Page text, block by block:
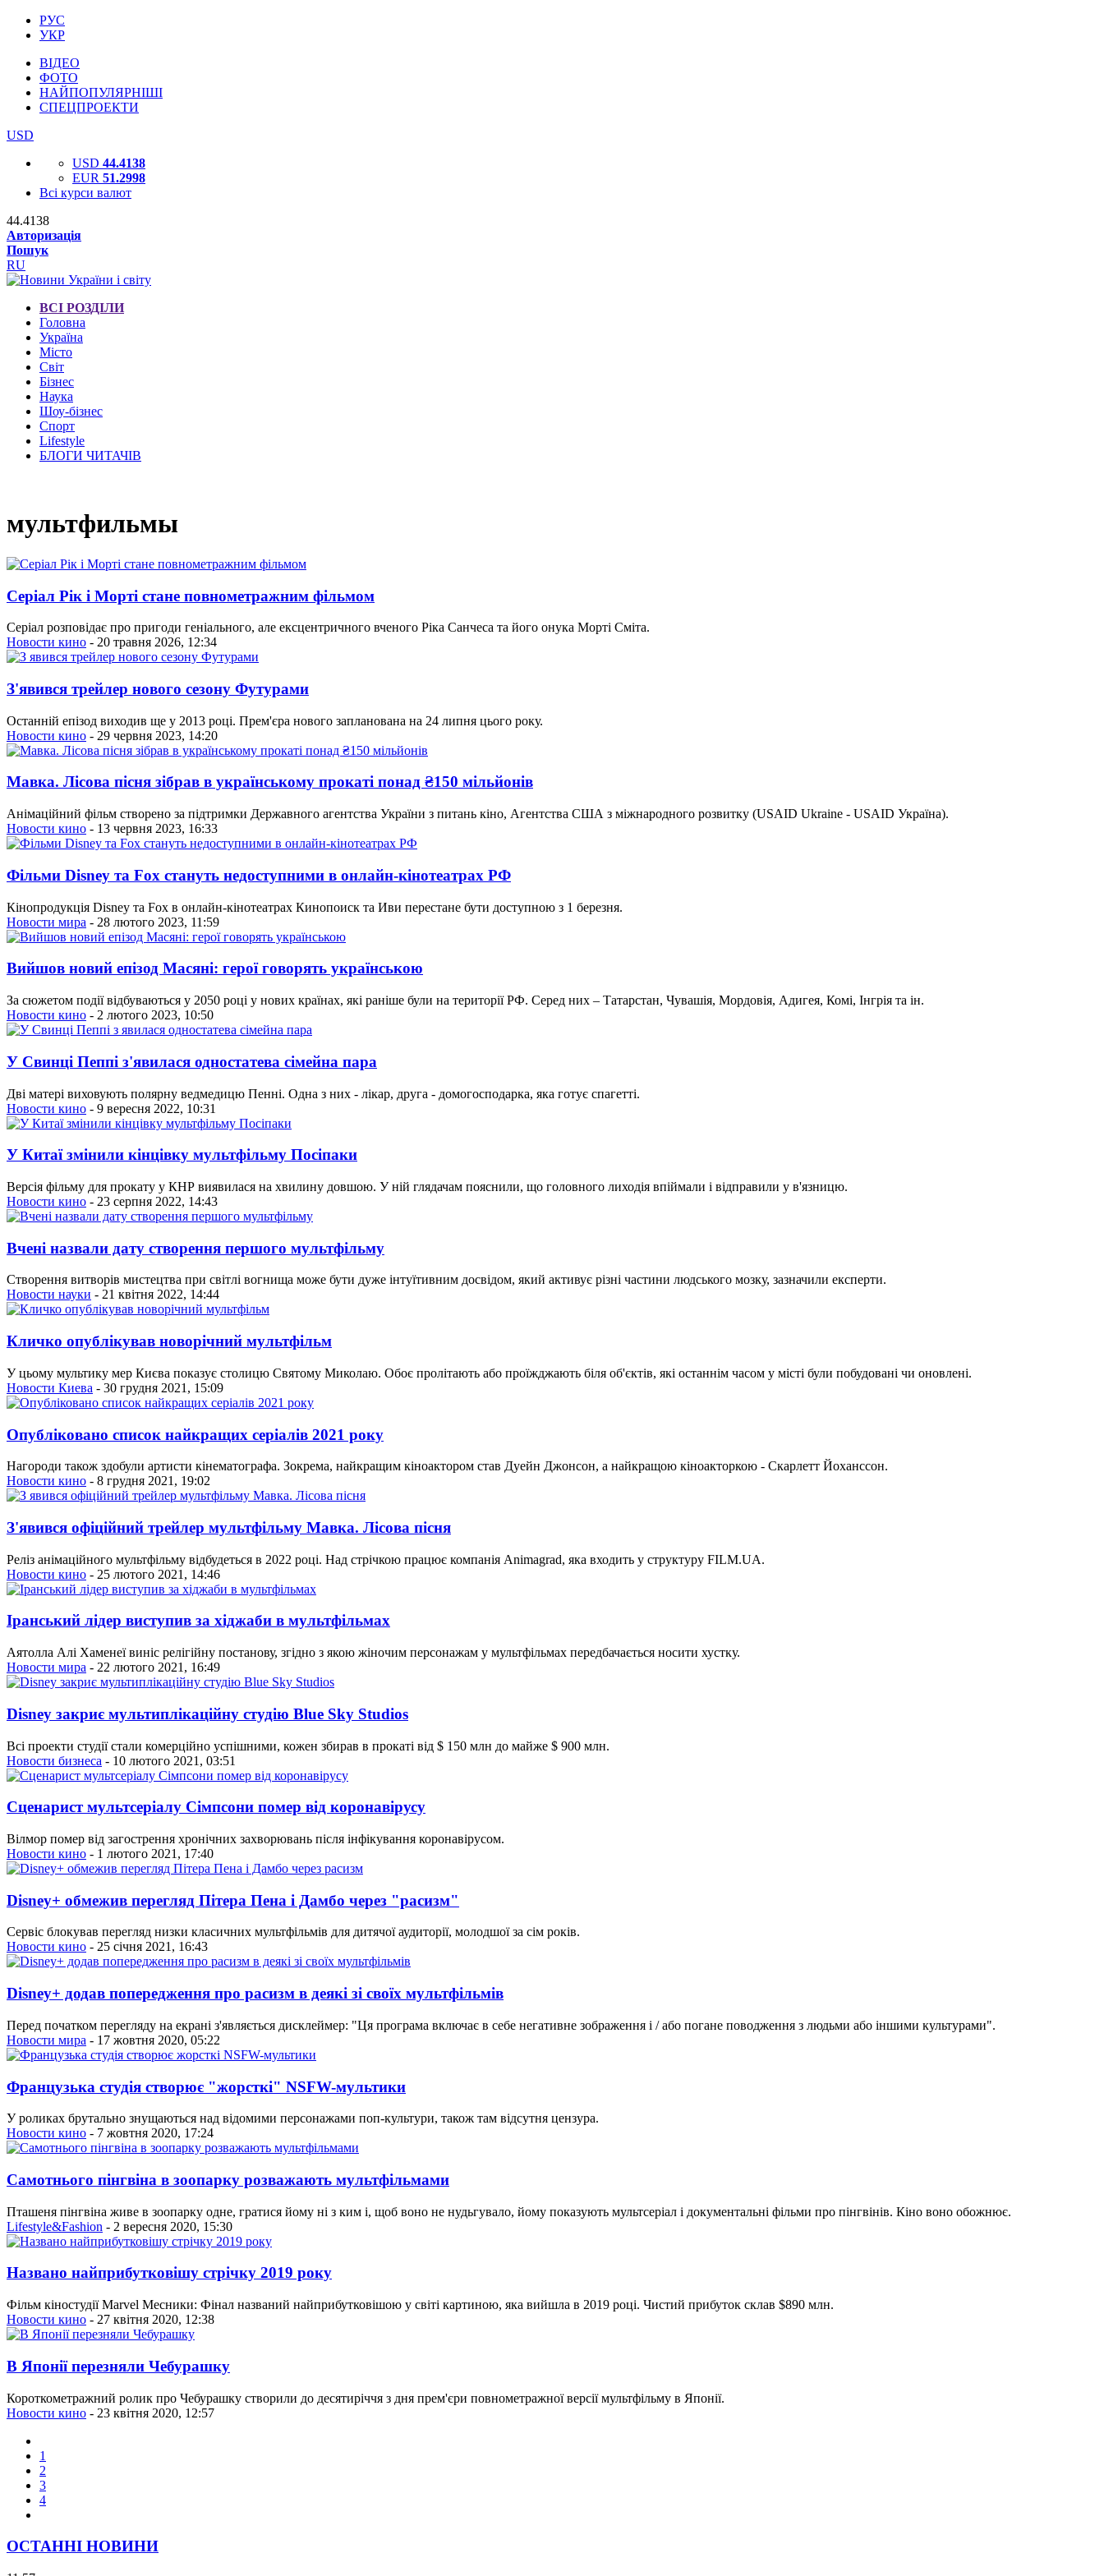
РУС
УКР
ВІДЕО
ФОТО
НАЙПОПУЛЯРНІШІ
СПЕЦПРОЕКТИ
USD
USD 44.4138
EUR 51.2998
Всі курси валют
44.4138
Авторизація
Пошук
RU
ВСІ РОЗДІЛИ
Головна
Україна
Місто
Світ
Бізнес
Наука
Шоу-бізнес
Спорт
Lifestyle
БЛОГИ ЧИТАЧІВ
мультфильмы
Серіал Рік і Морті стане повнометражним фільмом
Серіал розповідає про пригоди геніального, але ексцентричного вченого Ріка Санчеса та його онука Морті Сміта.
Новости кино - 20 травня 2026, 12:34
З'явився трейлер нового сезону Футурами
Останній епізод виходив ще у 2013 році. Прем'єра нового запланована на 24 липня цього року.
Новости кино - 29 червня 2023, 14:20
Мавка. Лісова пісня зібрав в українському прокаті понад ₴150 мільйонів
Анімаційний фільм створено за підтримки Державного агентства України з питань кіно, Агентства США з міжнародного розвитку (USAID Ukraine - USAID Україна).
Новости кино - 13 червня 2023, 16:33
Фільми Disney та Fox стануть недоступними в онлайн-кінотеатрах РФ
Кінопродукція Disney та Fox в онлайн-кінотеатрах Кинопоиск та Иви перестане бути доступною з 1 березня.
Новости мира - 28 лютого 2023, 11:59
Вийшов новий епізод Масяні: герої говорять українською
За сюжетом події відбуваються у 2050 році у нових країнах, які раніше були на території РФ. Серед них – Татарстан, Чувашія, Мордовія, Адигея, Комі, Інгрія та ін.
Новости кино - 2 лютого 2023, 10:50
У Свинці Пеппі з'явилася одностатева сімейна пара
Дві матері виховують полярну ведмедицю Пенні. Одна з них - лікар, друга - домогосподарка, яка готує спагетті.
Новости кино - 9 вересня 2022, 10:31
У Китаї змінили кінцівку мультфільму Посіпаки
Версія фільму для прокату у КНР виявилася на хвилину довшою. У ній глядачам пояснили, що головного лиходія впіймали і відправили у в'язницю.
Новости кино - 23 серпня 2022, 14:43
Вчені назвали дату створення першого мультфільму
Створення витворів мистецтва при світлі вогнища може бути дуже інтуїтивним досвідом, який активує різні частини людського мозку, зазначили експерти.
Новости науки - 21 квітня 2022, 14:44
Кличко опублікував новорічний мультфільм
У цьому мультику мер Києва показує столицю Святому Миколаю. Обоє пролітають або проїжджають біля об'єктів, які останнім часом у місті були побудовані чи оновлені.
Новости Киева - 30 грудня 2021, 15:09
Опубліковано список найкращих серіалів 2021 року
Нагороди також здобули артисти кінематографа. Зокрема, найкращим кіноактором став Дуейн Джонсон, а найкращою кіноакторкою - Скарлетт Йоханссон.
Новости кино - 8 грудня 2021, 19:02
З'явився офіційний трейлер мультфільму Мавка. Лісова пісня
Реліз анімаційного мультфільму відбудеться в 2022 році. Над стрічкою працює компанія Animagrad, яка входить у структуру FILM.UA.
Новости кино - 25 лютого 2021, 14:46
Іранський лідер виступив за хіджаби в мультфільмах
Аятолла Алі Хаменеї виніс релігійну постанову, згідно з якою жіночим персонажам у мультфільмах передбачається носити хустку.
Новости мира - 22 лютого 2021, 16:49
Disney закриє мультиплікаційну студію Blue Sky Studios
Всі проекти студії стали комерційно успішними, кожен збирав в прокаті від $ 150 млн до майже $ 900 млн.
Новости бизнеса - 10 лютого 2021, 03:51
Сценарист мультсеріалу Сімпсони помер від коронавірусу
Вілмор помер від загострення хронічних захворювань після інфікування коронавірусом.
Новости кино - 1 лютого 2021, 17:40
Disney+ обмежив перегляд Пітера Пена і Дамбо через "расизм"
Сервіс блокував перегляд низки класичних мультфільмів для дитячої аудиторії, молодшої за сім років.
Новости кино - 25 січня 2021, 16:43
Disney+ додав попередження про расизм в деякі зі своїх мультфільмів
Перед початком перегляду на екрані з'являється дисклеймер: "Ця програма включає в себе негативне зображення і / або погане поводження з людьми або іншими культурами".
Новости мира - 17 жовтня 2020, 05:22
Французька студія створює "жорсткі" NSFW-мультики
У роликах брутально знущаються над відомими персонажами поп-культури, також там відсутня цензура.
Новости кино - 7 жовтня 2020, 17:24
Самотнього пінгвіна в зоопарку розважають мультфільмами
Пташеня пінгвіна живе в зоопарку одне, гратися йому ні з ким і, щоб воно не нудьгувало, йому показують мультсеріал і документальні фільми про пінгвінів. Кіно воно обожнює.
Lifestyle&Fashion - 2 вересня 2020, 15:30
Названо найприбутковішу стрічку 2019 року
Фільм кіностудії Marvel Месники: Фінал названий найприбутковішою у світі картиною, яка вийшла в 2019 році. Чистий прибуток склав $890 млн.
Новости кино - 27 квітня 2020, 12:38
В Японії перезняли Чебурашку
Короткометражний ролик про Чебурашку створили до десятиріччя з дня прем'єри повнометражної версії мультфільму в Японії.
Новости кино - 23 квітня 2020, 12:57
1
2
3
4
ОСТАННІ НОВИНИ